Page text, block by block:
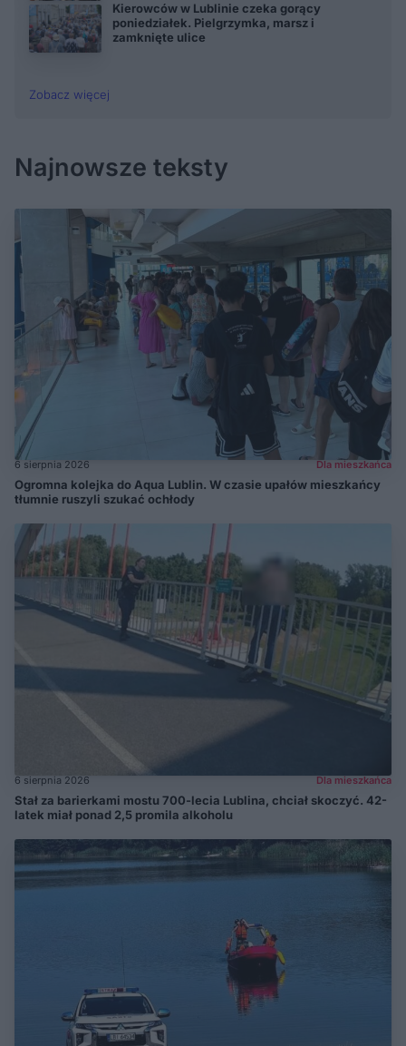
Kierowców w Lublinie czeka gorący
poniedziałek. Pielgrzymka, marsz i
zamknięte ulice
Zobacz więcej
Najnowsze teksty
6 sierpnia 2026 Dla mieszkańca
Ogromna kolejka do Aqua Lublin. W czasie upałów mieszkańcy
tłumnie ruszyli szukać ochłody
6 sierpnia 2026 Dla mieszkańca
Stał za barierkami mostu 700-lecia Lublina, chciał skoczyć. 42-
latek miał ponad 2,5 promila alkoholu